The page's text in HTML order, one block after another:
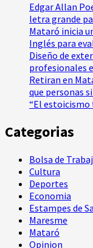
Edgar Allan
letra grande
Mataró inicia
Inglés para
Diseño de
profesionales
Retiran en
que personas
“El estoicismo
Categorias
Bolsa de
Cultura
Deportes
Economia
Estampes de
Maresme
Mataró
Opinion